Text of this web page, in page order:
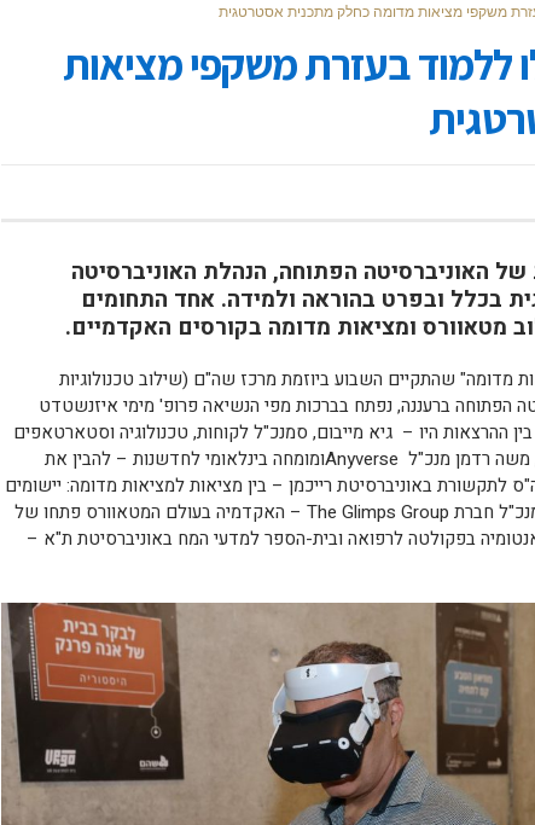
משקפי מציאות מדומה כחלק מתכנית אסטרטגית
ללמוד בעזרת משקפי מציאות
האוניברסיטה הפתוחה, הנהלת האוניברסיטה
בכלל ובפרט בהוראה ולמידה. אחד התחומים
מטאוורס ומציאות מדומה בקורסים האקדמיים.
מדומה" שהתקיים השבוע ביוזמת מרכז שה"ם (שילוב טכנולוגיות
הפתוחה ברעננה, נפתח בברכות מפי הנשיאה פרופ' מימי איזנשטדט
ההרצאות היו – גיא מייבום, סמנכ"ל לקוחות, טכנולוגיה וסטארטאפים
במטא ישראל- על החזון של המטאוורס, משה רדמן מנכ"ל Anyverseומומחה בינלאומי לחדשנות – להבין את
לתקשורת באוניברסיטת רייכמן – בין מציאות למציאות מדומה: יישומים
במחקר ובהוראה, לירון בן טובים, נשיא ומנכ"ל חברת The Glimps Group – האקדמיה בעולם המטאוורס פתחו של
בפקולטה לרפואה ובית-הספר למדעי המח באוניברסיטת ת"א –